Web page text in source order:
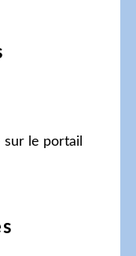
sur le portail